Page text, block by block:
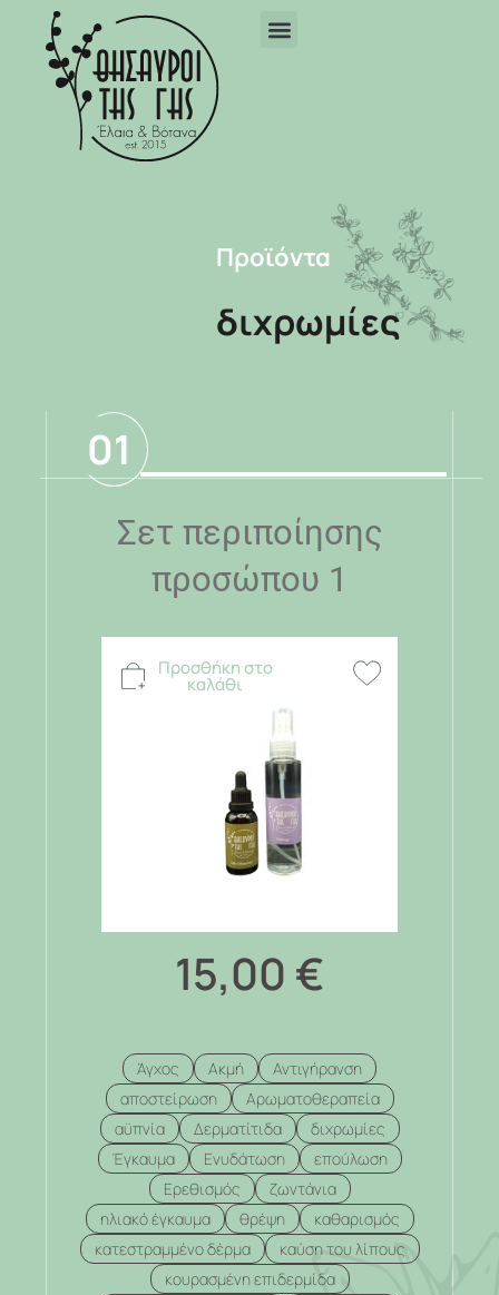
Προϊόντα
διχρωμίες
01
Σετ περιποίησης
προσώπου 1
Προσθήκη στο
καλάθι
15,00 €
Άγχος Ακμή
Αντιγήρανση
αποστείρωση
Αρωματοθεραπεία
αϋπνία
Δερματίτιδα
διχρωμίες
Έγκαυμα
Ενυδάτωση
επούλωση
Ερεθισμός
ζωντάνια
ηλιακό έγκαυμα
θρέψη
καθαρισμός
κατεστραμμένο δέρμα
καύση του λίπους
κουρασμένη επιδερμίδα